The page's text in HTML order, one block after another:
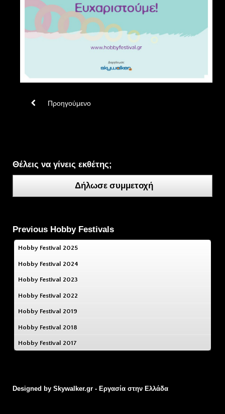
Προηγούμενο
Θέλεις να γίνεις εκθέτης;
Δήλωσε συμμετοχή
Previous Hobby Festivals
Hobby Festival 2025
Hobby Festival 2024
Hobby Festival 2023
Hobby Festival 2022
Hobby Festival 2019
Hobby Festival 2018
Hobby Festival 2017
Designed by Skywalker.gr - Εργασία στην Ελλάδα